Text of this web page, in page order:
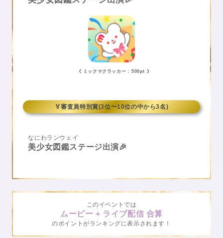
《 ミックマクラッカー : 500pt 》
🏅審査員特別賞(3位〜10位の中から3名)
なにわランウェイ
美少女図鑑ステージ出演🎉
このイベントでは
ムービー + ライブ配信 合算
のポイントがランキングに表示されます！